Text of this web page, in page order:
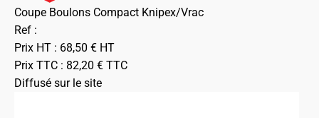
Coupe Boulons Compact Knipex/Vrac
Ref :
Prix HT : 68,50 € HT
Prix TTC : 82,20 € TTC
Diffusé sur le site